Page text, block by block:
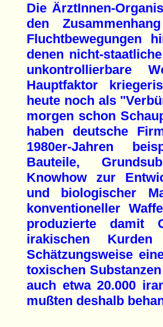
Die ÄrztInnen-
den
Fluchtbewegungen
denen nicht-
unkontrollierbare
Hauptfaktor
heute noch als
morgen schon
haben deutsche
1980er-Jahren
Bauteile,
Knowhow zur
und biologischer
konventioneller
produzierte damit
irakischen
Schätzungsweise
toxischen
auch etwa 20.000
mußten deshalb